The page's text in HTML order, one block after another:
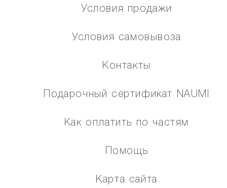
Условия продажи
Условия самовывоза
Контакты
Подарочный сертификат NAUMI
Как оплатить по частям
Помощь
Карта сайта